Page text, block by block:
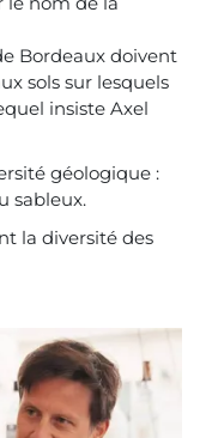
Bordeaux doivent
sols sur lesquels
insiste Axel
géologique :
sableux.
la diversité des